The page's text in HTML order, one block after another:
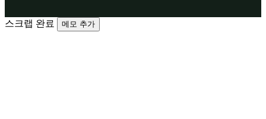
스크랩 완료 메모 추가